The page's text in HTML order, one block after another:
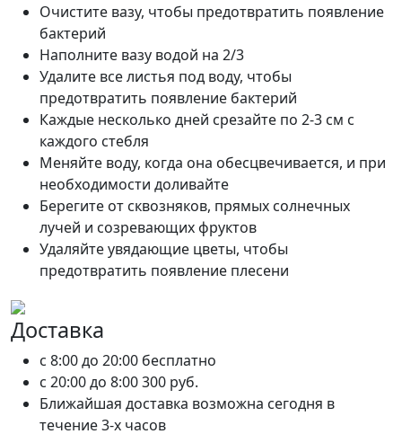
Очистите вазу, чтобы предотвратить появление
бактерий
Наполните вазу водой на 2/3
Удалите все листья под воду, чтобы
предотвратить появление бактерий
Каждые несколько дней срезайте по 2-3 см с
каждого стебля
Меняйте воду, когда она обесцвечивается, и при
необходимости доливайте
Берегите от сквозняков, прямых солнечных
лучей и созревающих фруктов
Удаляйте увядающие цветы, чтобы
предотвратить появление плесени
Доставка
c 8:00 до 20:00 бесплатно
c 20:00 до 8:00300 руб.
Ближайшая доставка возможна сегодня в
течение 3-х часов